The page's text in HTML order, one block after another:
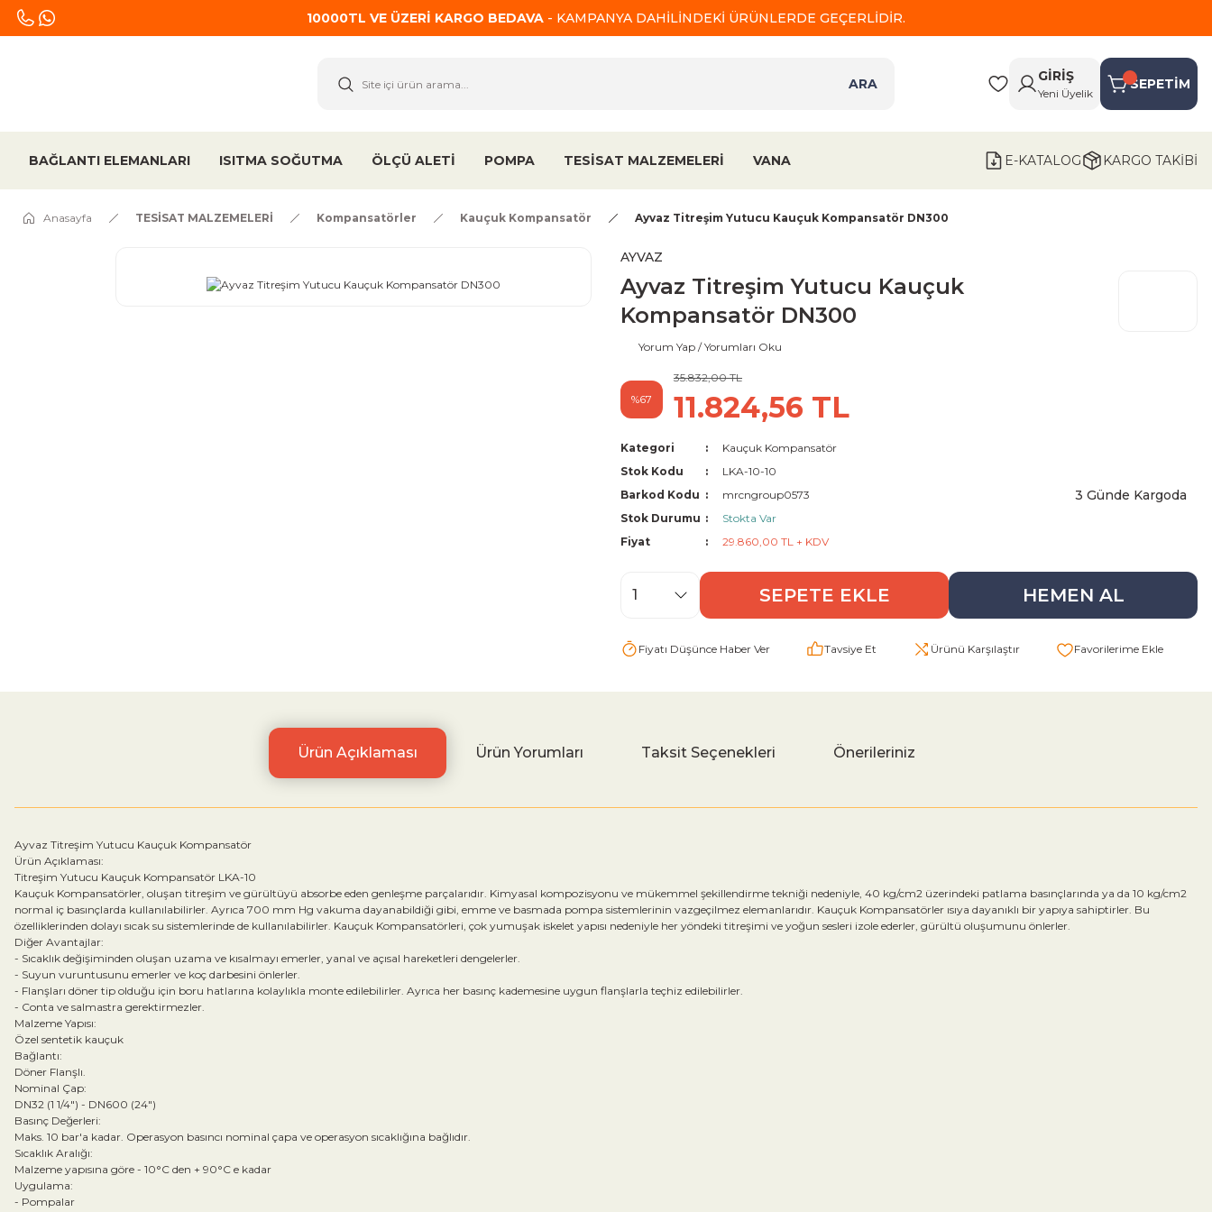
10000TL VE ÜZERİ KARGO BEDAVA - KAMPANYA DAHİLİNDEKİ ÜRÜNLERDE GEÇERLİDİR.
ARA
GİRİŞ
Yeni Üyelik
SEPETİM
BAĞLANTI ELEMANLARI ISITMA SOĞUTMA ÖLÇÜ ALETİ POMPA TESİSAT MALZEMELERİ VANA E-KATALOG KARGO TAKİBİ
Anasayfa TESİSAT MALZEMELERİ Kompansatörler Kauçuk Kompansatör Ayvaz Titreşim Yutucu Kauçuk Kompansatör DN300
AYVAZ
Ayvaz Titreşim Yutucu Kauçuk
Kompansatör DN300
Yorum Yap / Yorumları Oku
%67
35.832,00 TL
11.824,56 TL
Kategori
Kauçuk Kompansatör
Stok Kodu
LKA-10-10
Barkod Kodu
mrcngroup0573
Stok Durumu
Stokta Var
Fiyat
29.860,00 TL + KDV
3 Günde Kargoda
SEPETE EKLE HEMEN AL
Fiyatı Düşünce Haber Ver Tavsiye Et Ürünü Karşılaştır
Ürün Açıklaması Ürün Yorumları Taksit Seçenekleri Önerileriniz
Ayvaz Titreşim Yutucu Kauçuk Kompansatör
Ürün Açıklaması:
Titreşim Yutucu Kauçuk Kompansatör LKA-10
Kauçuk Kompansatörler, oluşan titreşim ve gürültüyü absorbe eden genleşme parçalarıdır. Kimyasal kompozisyonu ve mükemmel şekillendirme tekniği nedeniyle, 40 kg/cm2 üzerindeki patlama basınçlarında ya da 10 kg/cm2
normal iç basınçlarda kullanılabilirler. Ayrıca 700 mm Hg vakuma dayanabildiği gibi, emme ve basmada pompa sistemlerinin vazgeçilmez elemanlarıdır. Kauçuk Kompansatörler ısıya dayanıklı bir yapıya sahiptirler. Bu
özelliklerinden dolayı sıcak su sistemlerinde de kullanılabilirler. Kauçuk Kompansatörleri, çok yumuşak iskelet yapısı nedeniyle her yöndeki titreşimi ve yoğun sesleri izole ederler, gürültü oluşumunu önlerler.
Diğer Avantajlar:
- Sıcaklık değişiminden oluşan uzama ve kısalmayı emerler, yanal ve açısal hareketleri dengelerler.
- Suyun vuruntusunu emerler ve koç darbesini önlerler.
- Flanşları döner tip olduğu için boru hatlarına kolaylıkla monte edilebilirler. Ayrıca her basınç kademesine uygun flanşlarla teçhiz edilebilirler.
- Conta ve salmastra gerektirmezler.
Malzeme Yapısı:
Özel sentetik kauçuk
Bağlantı:
Döner Flanşlı.
Nominal Çap:
DN32 (1 1/4") - DN600 (24")
Basınç Değerleri:
Maks. 10 bar'a kadar. Operasyon basıncı nominal çapa ve operasyon sıcaklığına bağlıdır.
Sıcaklık Aralığı:
Malzeme yapısına göre - 10°C den + 90°C e kadar
Uygulama:
- Pompalar